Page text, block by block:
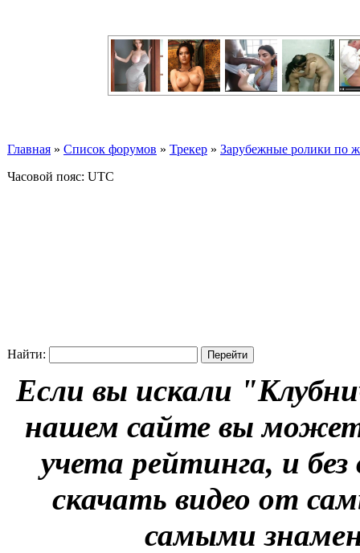
Главная » Список форумов » Трекер » Зарубежные ролики по
Часовой пояс: UTC
Найти:
Если вы искали
нашем сайте вы
учета рейтинга, и
скачать видео от
самыми